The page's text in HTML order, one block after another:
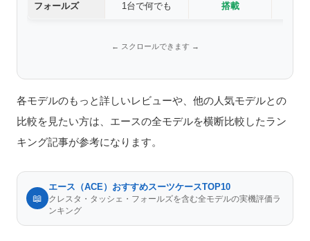
フォールズ 1台で何でも 搭載
各モデルのもっと詳しいレビューや、他の人気モデルとの
比較を見たい方は、エースの全モデルを横断比較したラン
キング記事が参考になります。
📖
エース（ACE）おすすめスーツケースTOP10
クレスタ・タッシェ・フォールズを含む全モデルの実機評価ラ
ンキング